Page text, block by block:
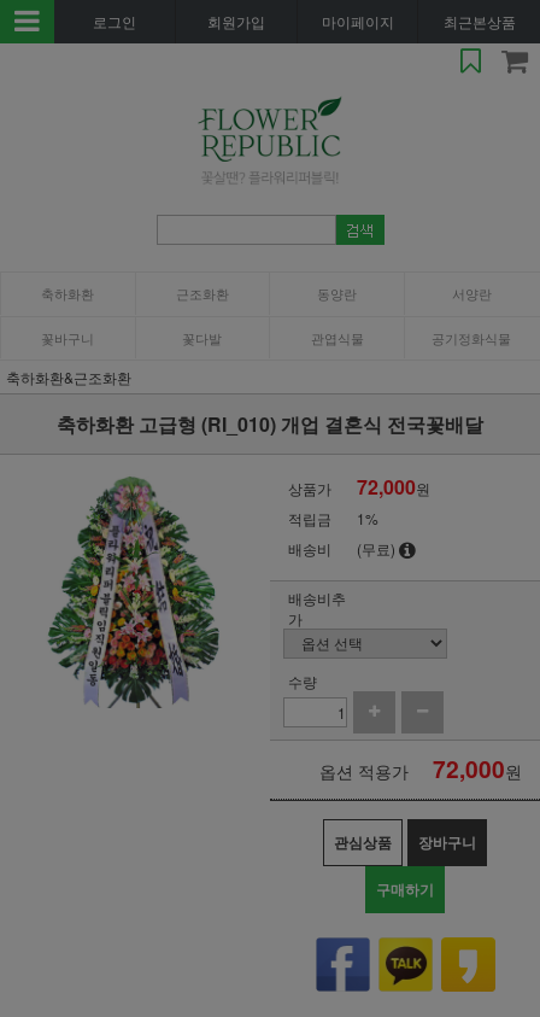
로그인 회원가입 마이페이지 최근본상품
축하화환 근조화환 동양란 서양란
꽃바구니 꽃다발 관엽식물 공기정화식물
축하화환&근조화환
축하화환 고급형 (RI_010) 개업 결혼식 전국꽃배달
상품가 72,000원
적립금
1%
배송비
(무료)
배송비추
가
수량
옵션 적용가 72,000원
관심상품 장바구니
구매하기